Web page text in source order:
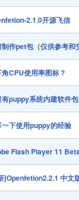
2.1.0开源飞信
制作pet包（仅供参考和
CPU使用率图标？
有puppy系统内建软件
一下使用puppy的经验
Flash Player 11
]Openfetion2.2.1 中文